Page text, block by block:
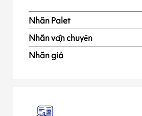
Nhãn Palet
Nhãn vận chuyển
Nhãn giá